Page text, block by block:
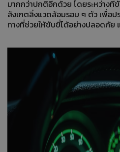
มากกว่าปกติอีกด้วย โดยระหว่างที่
สังเกตสิ่งแวดล้อมรอบ ๆ ตัว เพื่อป
ทางที่ช่วยให้ขับขี่ได้อย่างปลอดภัย